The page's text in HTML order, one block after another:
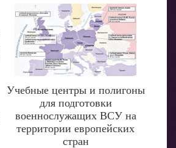
Учебные центры и полигоны
для подготовки
военнослужащих ВСУ на
территории европейских
стран